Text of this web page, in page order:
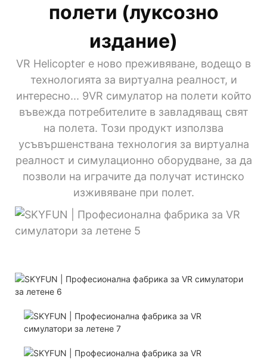
полети (луксозно
издание)
VR Helicopter е ново преживяване, водещо в
технологията за виртуална реалност, и
интересно... 9VR симулатор на полети който
въвежда потребителите в завладяващ свят
на полета. Този продукт използва
усъвършенствана технология за виртуална
реалност и симулационно оборудване, за да
позволи на играчите да получат истинско
изживяване при полет.